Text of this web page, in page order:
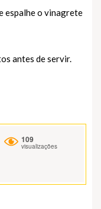
espalhe o vinagrete
antes de servir.
109
visualizações